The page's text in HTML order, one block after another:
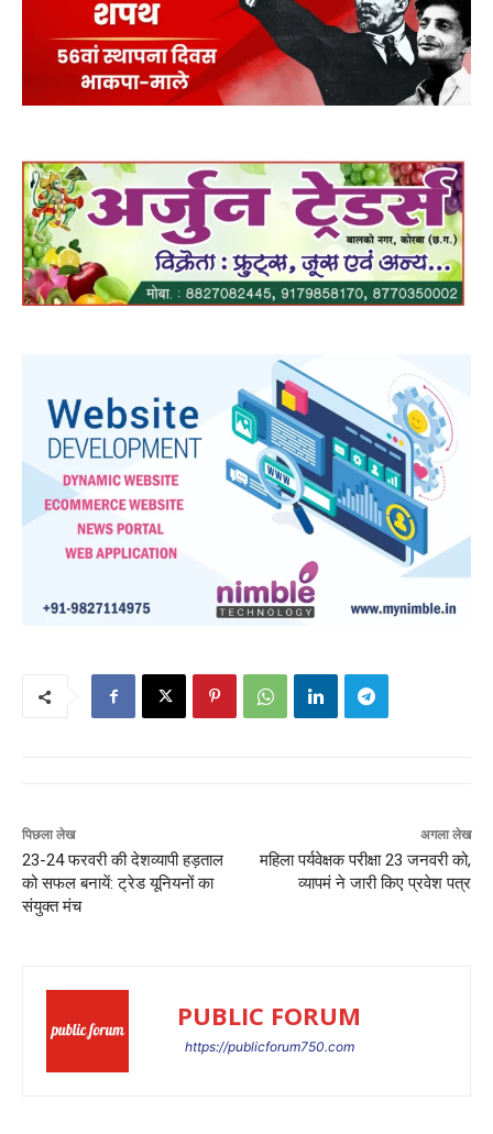
पिछला लेख
23-24 फरवरी की देशव्यापी हड़ताल
को सफल बनायें: ट्रेड यूनियनों का
संयुक्त मंच
अगला लेख
महिला पर्यवेक्षक परीक्षा 23 जनवरी को,
व्यापमं ने जारी किए प्रवेश पत्र
PUBLIC FORUM
https://publicforum750.com